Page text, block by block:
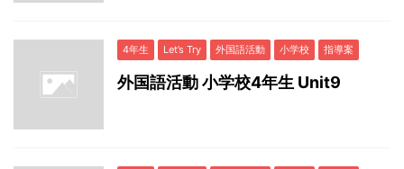
4年生 Let’s Try 外国語活動 小学校 指導案
外国語活動 小学校4年生 Unit9